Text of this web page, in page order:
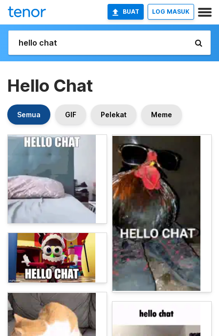
BUAT LOG MASUK
Hello Chat
Semua GIF Pelekat Meme